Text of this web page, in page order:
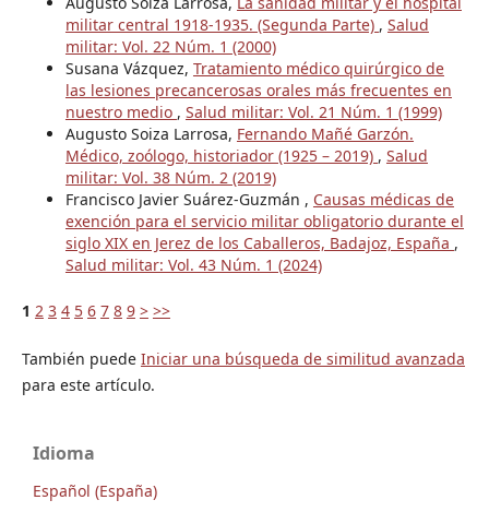
militar central 1918-1935. (Segunda Parte) , Salud
militar: Vol. 22 Núm. 1 (2000)
Susana Vázquez, Tratamiento médico quirúrgico de
las lesiones precancerosas orales más frecuentes en
nuestro medio , Salud militar: Vol. 21 Núm. 1 (1999)
Augusto Soiza Larrosa, Fernando Mañé Garzón.
Médico, zoólogo, historiador (1925 – 2019) , Salud
militar: Vol. 38 Núm. 2 (2019)
Francisco Javier Suárez-Guzmán , Causas médicas de
exención para el servicio militar obligatorio durante el
siglo XIX en Jerez de los Caballeros, Badajoz, España ,
Salud militar: Vol. 43 Núm. 1 (2024)
1 2 3 4 5 6 7 8 9 > >>
También puede Iniciar una búsqueda de similitud avanzada
para este artículo.
Idioma
Español (España)